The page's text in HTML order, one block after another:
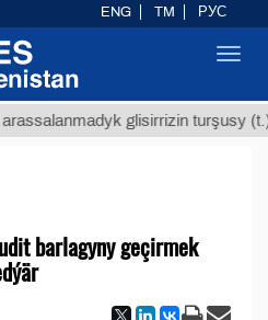
glisirrizin turşusy (t.)
barlagyny geçirmek
ENG TM РУС